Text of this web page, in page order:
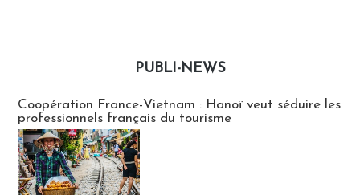
PUBLI-NEWS
Coopération France-Vietnam : Hanoï veut séduire les
professionnels français du tourisme